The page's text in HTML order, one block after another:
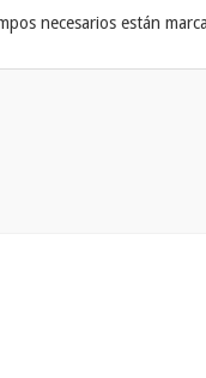
necesarios están